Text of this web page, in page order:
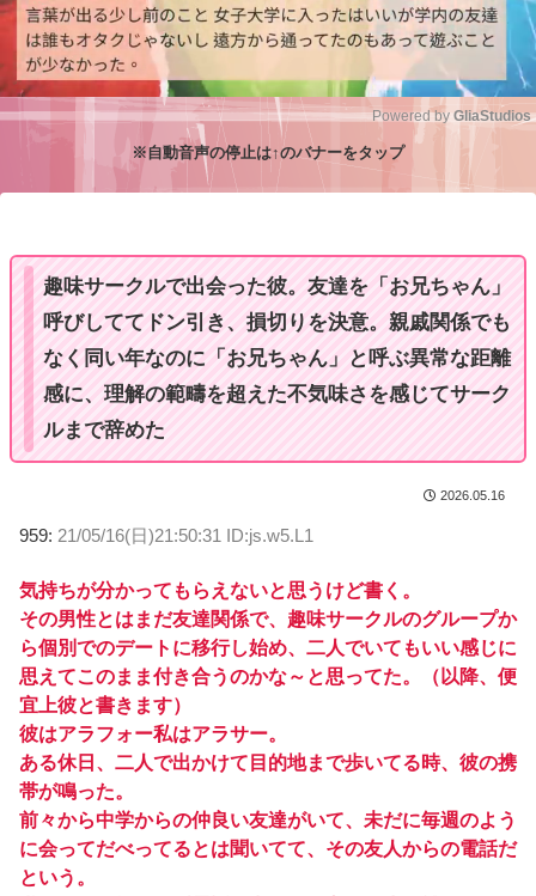
Powered by GliaStudios
※自動音声の停止は↑のバナーをタップ
趣味サークルで出会った彼。友達を「お兄ちゃん」
呼びしててドン引き、損切りを決意。親戚関係でも
なく同い年なのに「お兄ちゃん」と呼ぶ異常な距離
感に、理解の範疇を超えた不気味さを感じてサーク
ルまで辞めた
2026.05.16
959: 21/05/16(日)21:50:31 ID:js.w5.L1
気持ちが分かってもらえないと思うけど書く。
その男性とはまだ友達関係で、趣味サークルのグループか
ら個別でのデートに移行し始め、二人でいてもいい感じに
思えてこのまま付き合うのかな～と思ってた。（以降、便
宜上彼と書きます）
彼はアラフォー私はアラサー。
ある休日、二人で出かけて目的地まで歩いてる時、彼の携
帯が鳴った。
前々から中学からの仲良い友達がいて、未だに毎週のよう
に会ってだべってるとは聞いてて、その友人からの電話だ
という。